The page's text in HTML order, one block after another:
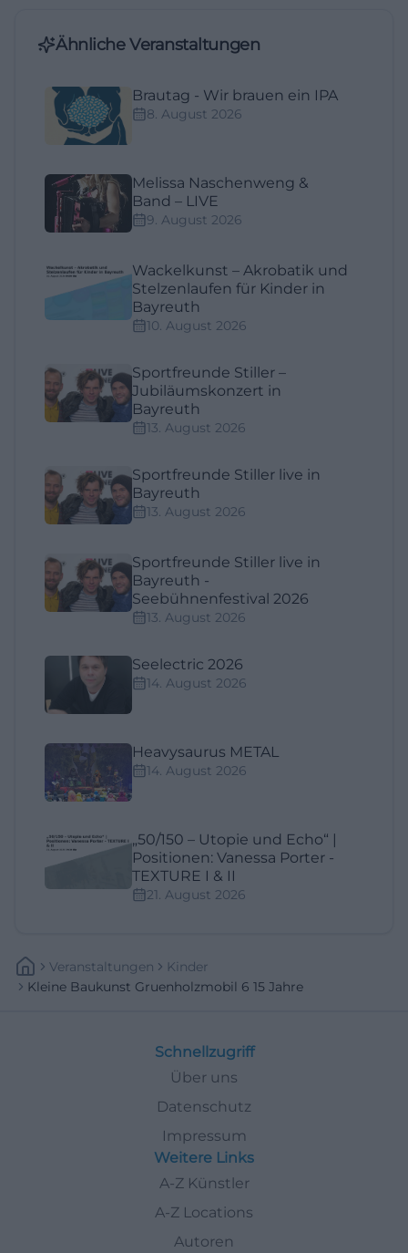
Ähnliche Veranstaltungen
Brautag - Wir brauen ein IPA
8. August 2026
Melissa Naschenweng &
Band – LIVE
9. August 2026
Wackelkunst – Akrobatik und
Stelzenlaufen für Kinder in
Bayreuth
10. August 2026
Sportfreunde Stiller –
Jubiläumskonzert in
Bayreuth
13. August 2026
Sportfreunde Stiller live in
Bayreuth
13. August 2026
Sportfreunde Stiller live in
Bayreuth -
Seebühnenfestival 2026
13. August 2026
Seelectric 2026
14. August 2026
Heavysaurus METAL
14. August 2026
„50/150 – Utopie und Echo“ |
Positionen: Vanessa Porter -
TEXTURE I & II
21. August 2026
Veranstaltungen
Kinder
Kleine Baukunst Gruenholzmobil 6 15 Jahre
Schnellzugriff
Über uns
Datenschutz
Impressum
Weitere Links
A-Z Künstler
A-Z Locations
Autoren